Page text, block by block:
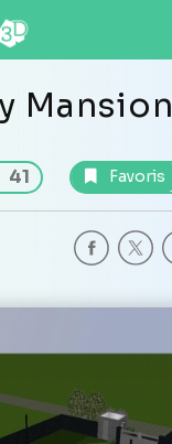
Mansion
41 Favoris